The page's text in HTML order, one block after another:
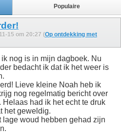
Populaire
15 om 20:27 (Op ontdekking met
nog is in mijn dagboek. Nu
bedacht ik dat ik het weer is
Lieve kleine Noah heb ik
nog regelmatig bericht over
Helaas had ik het echt te druk
het geweldig.
lage woud hebben gehad zijn